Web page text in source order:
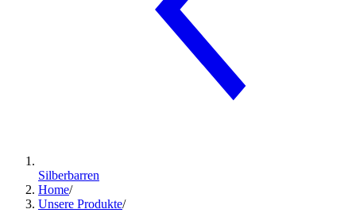
Silberbarren
Home/
Unsere Produkte/